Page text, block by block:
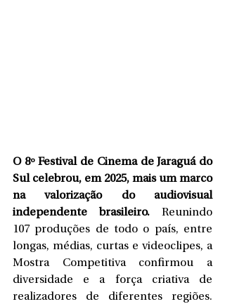
O 8º Festival de Cinema de Jaraguá do
Sul celebrou, em 2025, mais um marco
na valorização do audiovisual
independente brasileiro. Reunindo
107 produções de todo o país, entre
longas, médias, curtas e videoclipes, a
Mostra Competitiva confirmou a
diversidade e a força criativa de
realizadores de diferentes regiões.